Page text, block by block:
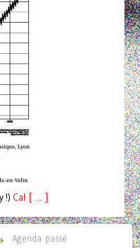
!) Cal [ ... ]
Agenda passé